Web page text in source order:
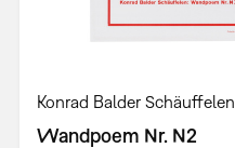
Konrad Balder Schäuffelen
Wandpoem Nr. N2